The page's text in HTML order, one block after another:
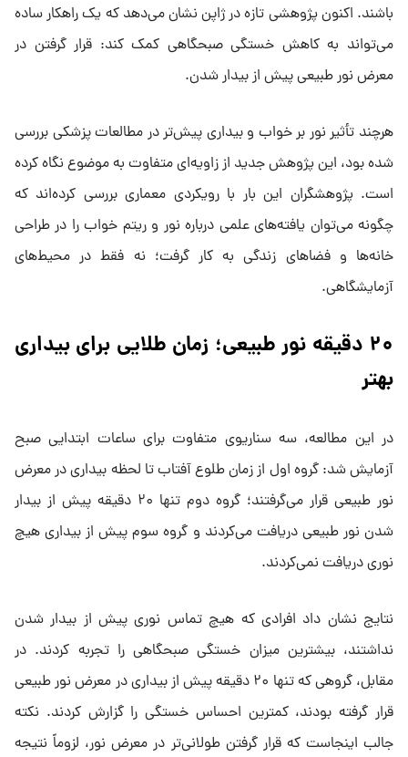
باشند. اکنون پژوهشی تازه در ژاپن نشان می‌دهد که یک راهکار ساده
می‌تواند به کاهش خستگی صبحگاهی کمک کند: قرار گرفتن در
معرض نور طبیعی پیش از بیدار شدن.
هرچند تأثیر نور بر خواب و بیداری پیش‌تر در مطالعات پزشکی بررسی
شده بود، این پژوهش جدید از زاویه‌ای متفاوت به موضوع نگاه کرده
است. پژوهشگران این بار با رویکردی معماری بررسی کرده‌اند که
چگونه می‌توان یافته‌های علمی درباره نور و ریتم خواب را در طراحی
خانه‌ها و فضاهای زندگی به کار گرفت؛ نه فقط در محیط‌های
آزمایشگاهی.
۲۰ دقیقه نور طبیعی؛ زمان طلایی برای بیداری
بهتر
در این مطالعه، سه سناریوی متفاوت برای ساعات ابتدایی صبح
آزمایش شد: گروه اول از زمان طلوع آفتاب تا لحظه بیداری در معرض
نور طبیعی قرار می‌گرفتند؛ گروه دوم تنها ۲۰ دقیقه پیش از بیدار
شدن نور طبیعی دریافت می‌کردند و گروه سوم پیش از بیداری هیچ
نوری دریافت نمی‌کردند.
نتایج نشان داد افرادی که هیچ تماس نوری پیش از بیدار شدن
نداشتند، بیشترین میزان خستگی صبحگاهی را تجربه کردند. در
مقابل، گروهی که تنها ۲۰ دقیقه پیش از بیداری در معرض نور طبیعی
قرار گرفته بودند، کمترین احساس خستگی را گزارش کردند. نکته
جالب اینجاست که قرار گرفتن طولانی‌تر در معرض نور، لزوماً نتیجه